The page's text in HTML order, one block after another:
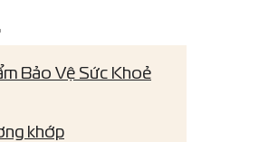
Bảo Vệ Sức Khoẻ
khớp